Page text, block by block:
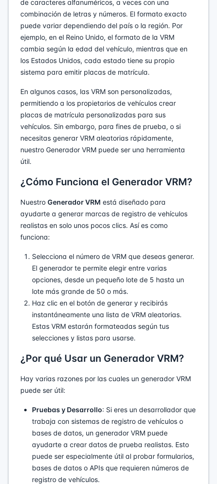
de caracteres alfanuméricos, a veces con una
combinación de letras y números. El formato exacto
puede variar dependiendo del país o la región. Por
ejemplo, en el Reino Unido, el formato de la VRM
cambia según la edad del vehículo, mientras que en
los Estados Unidos, cada estado tiene su propio
sistema para emitir placas de matrícula.
En algunos casos, las VRM son personalizadas,
permitiendo a los propietarios de vehículos crear
placas de matrícula personalizadas para sus
vehículos. Sin embargo, para fines de prueba, o si
necesitas generar VRM aleatorias rápidamente,
nuestro Generador VRM puede ser una herramienta
útil.
¿Cómo Funciona el Generador VRM?
Nuestro Generador VRM está diseñado para
ayudarte a generar marcas de registro de vehículos
realistas en solo unos pocos clics. Así es como
funciona:
Selecciona el número de VRM que deseas generar.
El generador te permite elegir entre varias
opciones, desde un pequeño lote de 5 hasta un
lote más grande de 50 o más.
Haz clic en el botón de generar y recibirás
instantáneamente una lista de VRM aleatorias.
Estas VRM estarán formateadas según tus
selecciones y listas para usarse.
¿Por qué Usar un Generador VRM?
Hay varias razones por las cuales un generador VRM
puede ser útil:
Pruebas y Desarrollo: Si eres un desarrollador que
trabaja con sistemas de registro de vehículos o
bases de datos, un generador VRM puede
ayudarte a crear datos de prueba realistas. Esto
puede ser especialmente útil al probar formularios,
bases de datos o APIs que requieren números de
registro de vehículos.